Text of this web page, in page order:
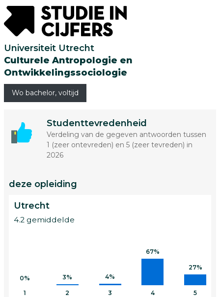
Universiteit Utrecht
Culturele Antropologie en
Ontwikkelingssociologie
Wo bachelor, voltijd
Studenttevredenheid
Verdeling van de gegeven antwoorden tussen
1 (zeer ontevreden) en 5 (zeer tevreden) in
2026
deze opleiding
Utrecht
4.2 gemiddelde
0%
1
3%
2
4%
3
67%
4
27%
5